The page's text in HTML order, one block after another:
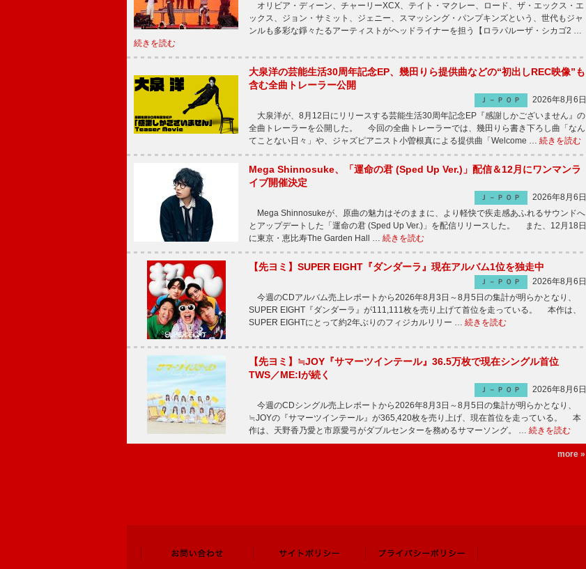
オリビア・ディーン、チャーリーXCX、テイト・マクレー、ロード、ザ・エックス・エ
ックス、ジョン・サミット、ジェニー、スマッシング・パンプキンズという、世代もジャ
ンルも多彩な錚々たるアーティストがヘッドライナーを担う【ロラパルーザ・シカゴ2 …
続きを読む
大泉洋の芸能生活30周年記念EP、幾田りら提供曲などの“初出しREC映像”も
含む全曲トレーラー公開
Ｊ－ＰＯＰ
2026年8月6日
大泉洋が、8月12日にリリースする芸能生活30周年記念EP『感謝しかございません』の
全曲トレーラーを公開した。 今回の全曲トレーラーでは、幾田りら書き下ろし曲「なん
てことない日々」や、ジャズピアニスト小曽根真による提供曲「Welcome … 続きを読む
Mega Shinnosuke、「運命の君 (Sped Up Ver.)」配信＆12月にワンマンラ
イブ開催決定
Ｊ－ＰＯＰ
2026年8月6日
Mega Shinnosukeが、原曲の魅力はそのままに、より軽快で疾走感あふれるサウンドへ
とアップデートした「運命の君 (Sped Up Ver.)」を配信リリースした。 また、12月18日
に東京・恵比寿The Garden Hall … 続きを読む
【先ヨミ】SUPER EIGHT『ダンダーラ』現在アルバム1位を独走中
Ｊ－ＰＯＰ
2026年8月6日
今週のCDアルバム売上レポートから2026年8月3日～8月5日の集計が明らかとなり、
SUPER EIGHT『ダンダーラ』が111,111枚を売り上げて首位を走っている。 本作は、
SUPER EIGHTにとって約2年ぶりのフィジカルリリー … 続きを読む
【先ヨミ】≒JOY『サマーツインテール』36.5万枚で現在シングル首位
TWS／ME:Iが続く
Ｊ－ＰＯＰ
2026年8月6日
今週のCDシングル売上レポートから2026年8月3日～8月5日の集計が明らかとなり、
≒JOYの『サマーツインテール』が365,420枚を売り上げ、現在首位を走っている。 本
作は、天野香乃愛と市原愛弓がダブルセンターを務めるサマーソング。 … 続きを読む
more »